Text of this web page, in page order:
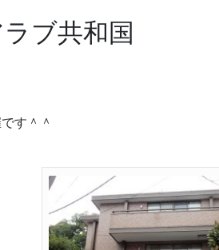
ブ共和国
す＾＾